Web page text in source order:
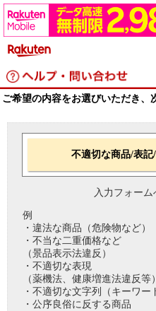
ご希望の内容をお選びいただき、
不適切な商品/表
入力フォーム
例
・違法な商品（危険物など）
・不当な二重価格など
（景品表示法違反）
・不適切な表現
（薬機法、健康増進法違反等）
・不適切な文字列（キーワー
・公序良俗に反する商品